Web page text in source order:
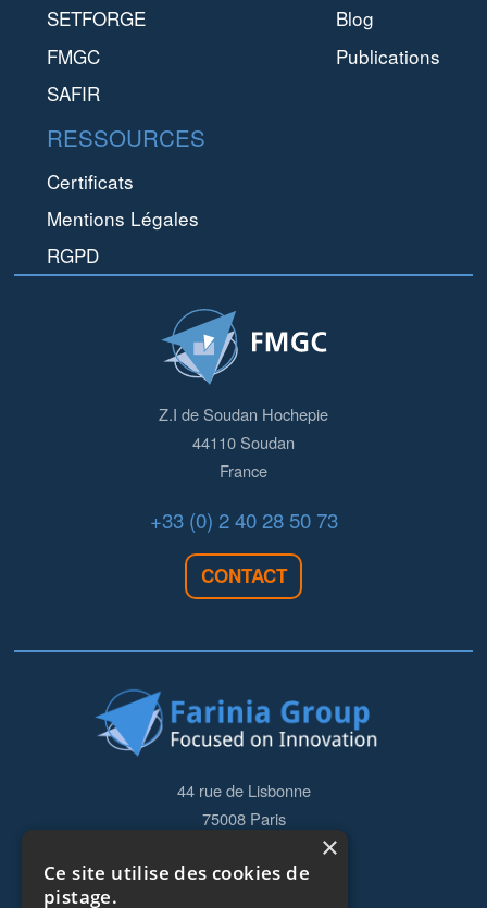
SETFORGE
FMGC
SAFIR
Blog
Publications
RESSOURCES
Certificats
Mentions Légales
RGPD
Z.I de Soudan Hochepie
44110Soudan
France
+33 (0) 2 40 28 50 73
CONTACT
44 rue de Lisbonne
75008 Paris
Ce site utilise des cookies de
pistage.
×